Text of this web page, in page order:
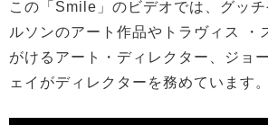
この「Smile」のビデオでは、グッ
ルソンのアート作品やトラヴィス ・
がけるアート・ディレクター、ジョ
ェイがディレクターを務めています。